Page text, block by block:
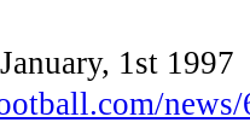
1st 1997